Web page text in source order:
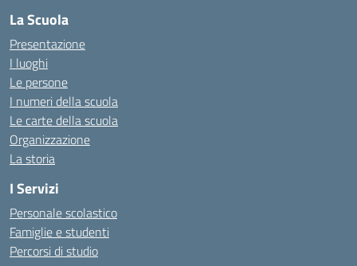
La Scuola
Presentazione
I luoghi
Le persone
I numeri della scuola
Le carte della scuola
Organizzazione
La storia
I Servizi
Personale scolastico
Famiglie e studenti
Percorsi di studio